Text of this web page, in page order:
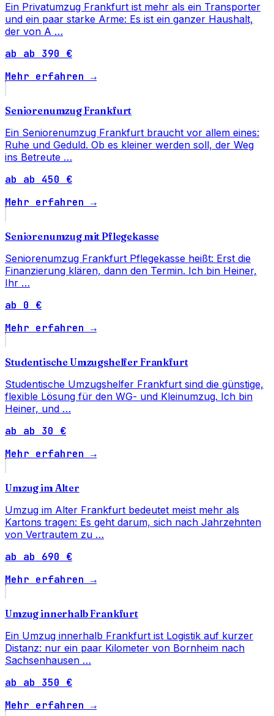
Ein Privatumzug Frankfurt ist mehr als ein Transporter
und ein paar starke Arme: Es ist ein ganzer Haushalt,
der von A …
ab ab 390 €
Mehr erfahren →
Seniorenumzug Frankfurt
Ein Seniorenumzug Frankfurt braucht vor allem eines:
Ruhe und Geduld. Ob es kleiner werden soll, der Weg
ins Betreute …
ab ab 450 €
Mehr erfahren →
Seniorenumzug mit Pflegekasse
Seniorenumzug Frankfurt Pflegekasse heißt: Erst die
Finanzierung klären, dann den Termin. Ich bin Heiner,
Ihr …
ab 0 €
Mehr erfahren →
Studentische Umzugshelfer Frankfurt
Studentische Umzugshelfer Frankfurt sind die günstige,
flexible Lösung für den WG- und Kleinumzug. Ich bin
Heiner, und …
ab ab 30 €
Mehr erfahren →
Umzug im Alter
Umzug im Alter Frankfurt bedeutet meist mehr als
Kartons tragen: Es geht darum, sich nach Jahrzehnten
von Vertrautem zu …
ab ab 690 €
Mehr erfahren →
Umzug innerhalb Frankfurt
Ein Umzug innerhalb Frankfurt ist Logistik auf kurzer
Distanz: nur ein paar Kilometer von Bornheim nach
Sachsenhausen …
ab ab 350 €
Mehr erfahren →